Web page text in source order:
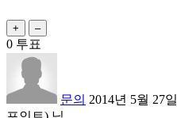
0 투표
문의 2014년 5월 27일